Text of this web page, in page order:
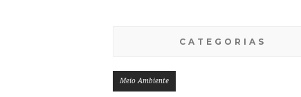
CATEGORIAS
Meio Ambiente